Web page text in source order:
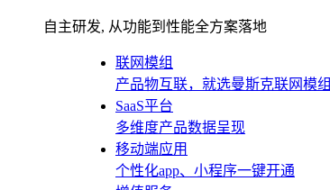
自主研发, 从功能到性能全方案落地
联网模组
产品物互联，就选曼斯克联网模组
SaaS平台
多维度产品数据呈现
移动端应用
个性化app、小程序一键开通